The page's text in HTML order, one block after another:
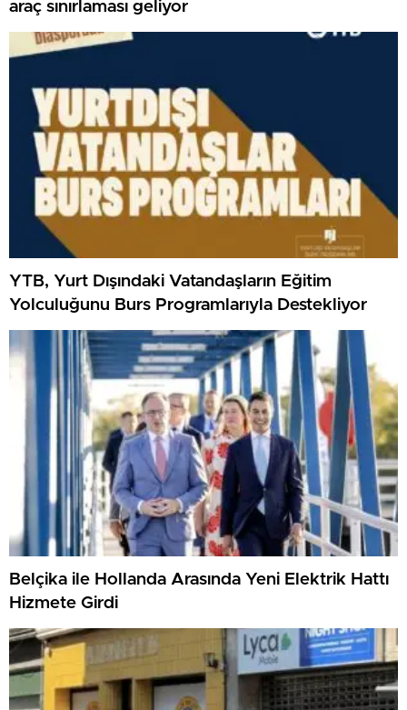
araç sınırlaması geliyor
YTB, Yurt Dışındaki Vatandaşların Eğitim
Yolculuğunu Burs Programlarıyla Destekliyor
Belçika ile Hollanda Arasında Yeni Elektrik Hattı
Hizmete Girdi